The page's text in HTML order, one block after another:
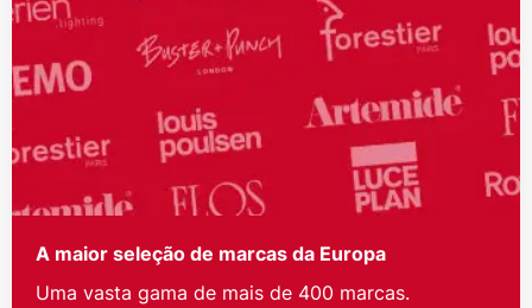
A maior seleção de marcas da Europa
Uma vasta gama de mais de 400 marcas.